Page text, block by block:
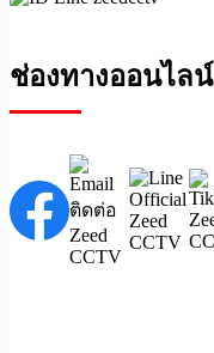
ช่องทางออนไลน์